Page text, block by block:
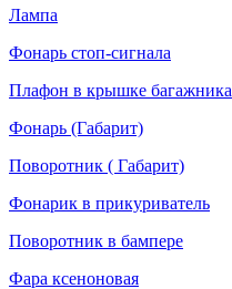
Лампа
Фонарь стоп-сигнала
Плафон в крышке багажника
Фонарь (Габарит)
Поворотник ( Габарит)
Фонарик в прикуриватель
Поворотник в бампере
Фара ксеноновая